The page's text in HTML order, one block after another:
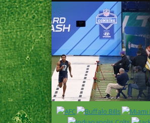
News en français sur la NFL